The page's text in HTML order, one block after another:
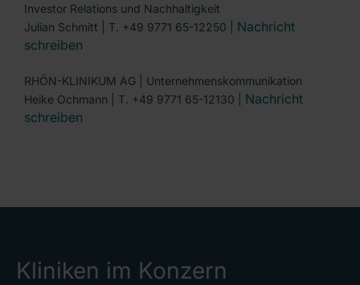
Investor Relations und Nachhaltigkeit
Julian Schmitt | T. +49 9771 65-12250 | Nachricht
schreiben
RHÖN-KLINIKUM AG | Unternehmenskommunikation
Heike Ochmann | T. +49 9771 65-12130 | Nachricht
schreiben
Kliniken im Konzern